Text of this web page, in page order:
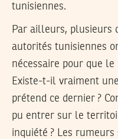
tunisiennes.
Par ailleurs, plusieurs
autorités tunisiennes
nécessaire pour que le
Existe-t-il vraiment
prétend ce dernier ?
pu entrer sur le
inquiété ? Les rumeurs